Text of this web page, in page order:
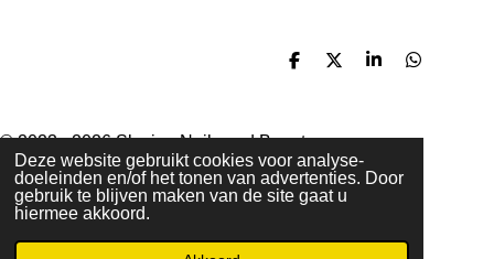
Deze website gebruikt cookies voor analyse-
doeleinden en/of het tonen van advertenties. Door
gebruik te blijven maken van de site gaat u
hiermee akkoord.
D
n
D
S
e
D
n
© 2023 - 2026 Slaying Nails and Beauty
Powered byJouwWeb